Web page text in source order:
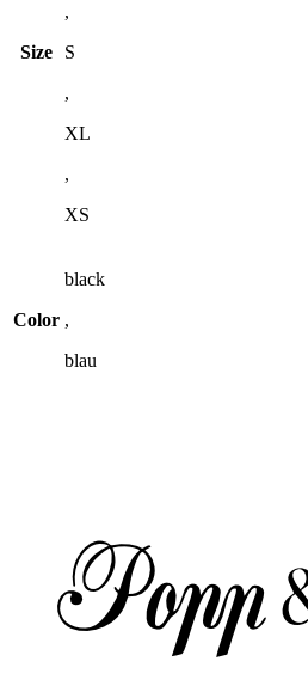
Size
,
S
,
XL
,
XS
Color
black
,
blau